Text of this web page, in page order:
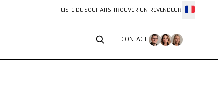
LISTE DE SOUHAITS TROUVER UN REVENDEUR
CONTACT